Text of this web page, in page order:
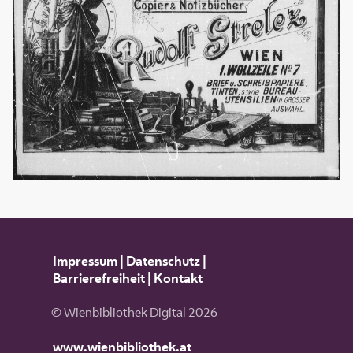
Impressum| Datenschutz|
Barrierefreiheit| Kontakt
© Wienbibliothek Digital 2026
www.wienbibliothek.at